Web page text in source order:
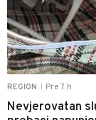
REGION Pre 7 h
Nevjerovatan